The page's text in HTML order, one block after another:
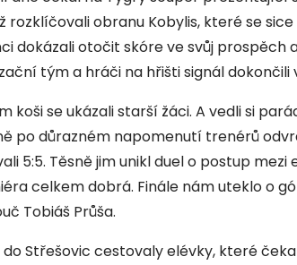
rozklíčovali obranu Kobylis, které se
dokázali otočit skóre ve svůj prospěch
tým a hráči na hřišti signál dokončili
koši se ukázali starší žáci. A vedli si
po důrazném napomenutí trenérů
5:5. Těsně jim unikl duel o postup
celkem dobrá. Finále nám uteklo o
Tobiáš Průša.
do Střešovic cestovaly elévky, které